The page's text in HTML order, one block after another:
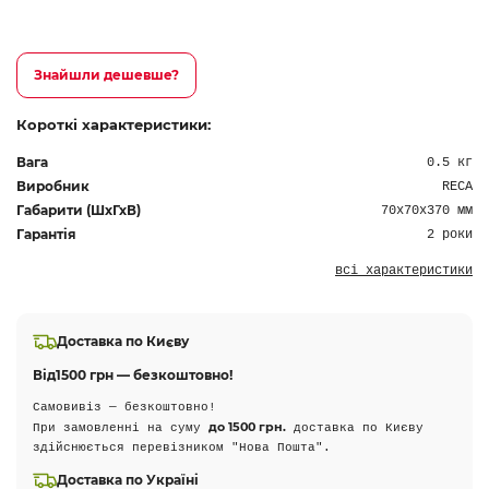
Знайшли дешевше?
Короткі характеристики:
Вага 0.5 кг
Виробник RECA
Габарити (ШхГхВ) 70х70х370 мм
Гарантія 2 роки
всі характеристики
Доставка по Києву
Від1500 грн — безкоштовно!
Самовивіз — безкоштовно!
При замовленні на суму до 1500 грн. доставка по Києву
здійснюється перевізником "Нова Пошта".
Доставка по Україні